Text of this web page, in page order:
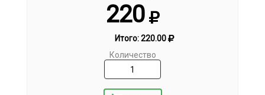
220
Итого:220.00
Количество